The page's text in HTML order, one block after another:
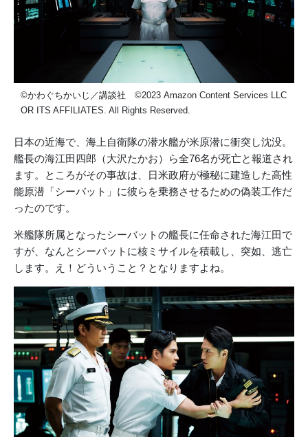
©かわぐちかいじ／講談社 ©2023 Amazon Content Services LLC
OR ITS AFFILIATES. All Rights Reserved.
日本の近海で、海上自衛隊の潜水艦が米原潜に衝突し沈没。
艦長の海江田四郎（大沢たかお）ら全76名が死亡と報道され
ます。ところがその事故は、日米政府が極秘に建造した高性
能原潜「シーバット」に彼らを乗務させるための偽装工作だ
ったのです。
米艦隊所属となったシーバットの艦長に任命された海江田で
すが、なんとシーバットに核ミサイルを積載し、突如、逃亡
します。え！どういうこと？となりますよね。